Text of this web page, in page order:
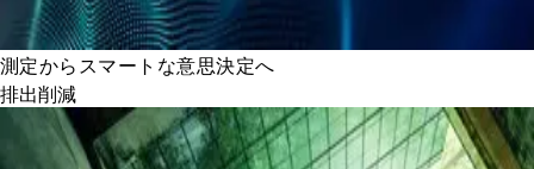
測定からスマートな意思決定へ
排出削減